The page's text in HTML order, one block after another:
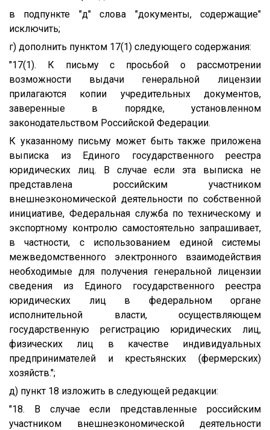
в подпункте "д" слова "документы, содержащие"
исключить;
г) дополнить пунктом 17(1) следующего содержания:
"17(1). К письму с просьбой о рассмотрении
возможности выдачи генеральной лицензии
прилагаются копии учредительных документов,
заверенные в порядке, установленном
законодательством Российской Федерации.
К указанному письму может быть также приложена
выписка из Единого государственного реестра
юридических лиц. В случае если эта выписка не
представлена российским участником
внешнеэкономической деятельности по собственной
инициативе, Федеральная служба по техническому и
экспортному контролю самостоятельно запрашивает,
в частности, с использованием единой системы
межведомственного электронного взаимодействия
необходимые для получения генеральной лицензии
сведения из Единого государственного реестра
юридических лиц в федеральном органе
исполнительной власти, осуществляющем
государственную регистрацию юридических лиц,
физических лиц в качестве индивидуальных
предпринимателей и крестьянских (фермерских)
хозяйств.";
д) пункт 18 изложить в следующей редакции:
"18. В случае если представленные российским
участником внешнеэкономической деятельности